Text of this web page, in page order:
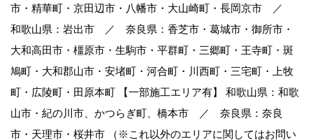
市・精華町・京田辺市・八幡市・大山崎町・長岡京市 ／
和歌山県：岩出市 ／ 奈良県：香芝市・葛城市・御所市・
大和高田市・橿原市・生駒市・平群町・三郷町・王寺町・斑
鳩町・大和郡山市・安堵町・河合町・川西町・三宅町・上牧
町・広陵町・田原本町 【一部施工エリア有】 和歌山県：和歌
山市・紀の川市、かつらぎ町、橋本市 ／ 奈良県：奈良
市・天理市・桜井市 （※これ以外のエリアに関してはお問い